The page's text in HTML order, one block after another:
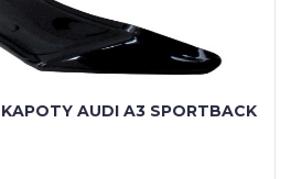
AUDI A3 SPORTBACK